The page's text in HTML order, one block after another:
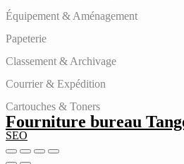
Équipement & Aménagement
Papeterie
Classement & Archivage
Courrier & Expédition
Cartouches & Toners
Fourniture bureau
SEO